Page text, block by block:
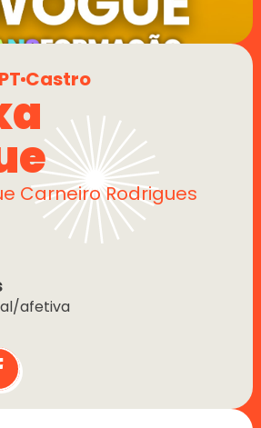
Castro
Carneiro Rodrigues
afetiva